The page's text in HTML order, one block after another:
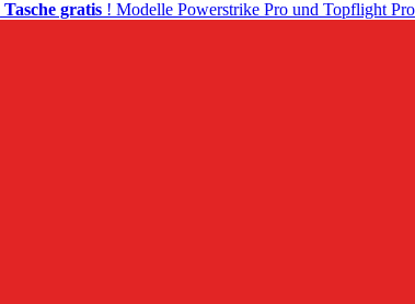
Tasche gratis ! Modelle Powerstrike Pro und Topflight Pro